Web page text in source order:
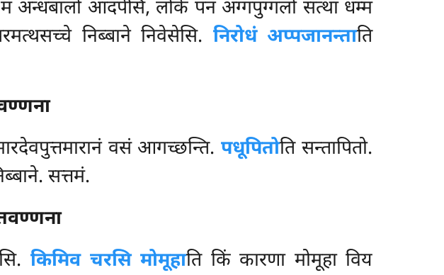
मं अन्धबालो आदपेसि, लोके पन अग्गपुग्गलो सत्था धम्मं
निब्बाने निवेसेसि. निरोधं अप्पजानन्ताति
वसं आगच्छन्ति.पधूपितोति सन्तापितो.
सत्तमं.
किमिव चरसि मोमूहाति किं कारणा मोमूहा विय